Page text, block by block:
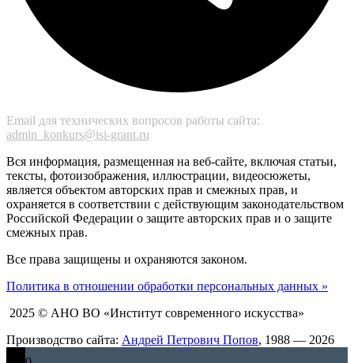
Email для технических вопросов работы сайта:
admin_konkurs@isi-grant.ru
Вся информация, размещенная на веб-сайте, включая статьи,
тексты, фотоизображения, иллюстрации, видеосюжеты,
является объектом авторских прав и смежных прав, и
охраняется в соответствии с действующим законодательством
Российской Федерации о защите авторских прав и о защите
смежных прав.
Все права защищены и охраняются законом.
Политика в отношении обработки персональных данных »
2025 © АНО ВО «Институт современного искусства»
Производство сайта: Андрей Петрович Попов, 1988 — 2026